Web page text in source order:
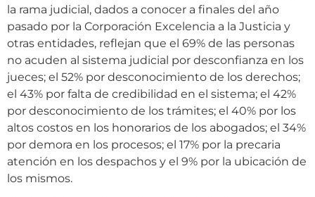
la rama judicial, dados a conocer a finales del año
pasado por la Corporación Excelencia a la Justicia y
otras entidades, reflejan que el 69% de las personas
no acuden al sistema judicial por desconfianza en los
jueces; el 52% por desconocimiento de los derechos;
el 43% por falta de credibilidad en el sistema; el 42%
por desconocimiento de los trámites; el 40% por los
altos costos en los honorarios de los abogados; el 34%
por demora en los procesos; el 17% por la precaria
atención en los despachos y el 9% por la ubicación de
los mismos.